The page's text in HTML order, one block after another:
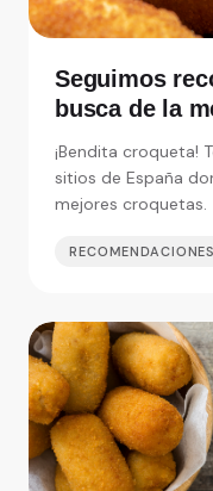
Seguimos
busca de la
¡Bendita croqueta!
sitios de España
mejores croquetas.